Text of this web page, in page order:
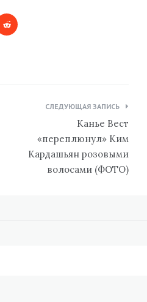
СЛЕДУЮЩАЯ ЗАПИСЬ
Канье Вест
«переплюнул» Ким
Кардашьян розовыми
волосами (ФОТО)